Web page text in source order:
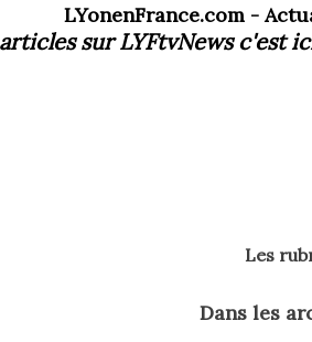
LYonenFrance.com -
sur LYFtvNewsc'est
Les
Dans les